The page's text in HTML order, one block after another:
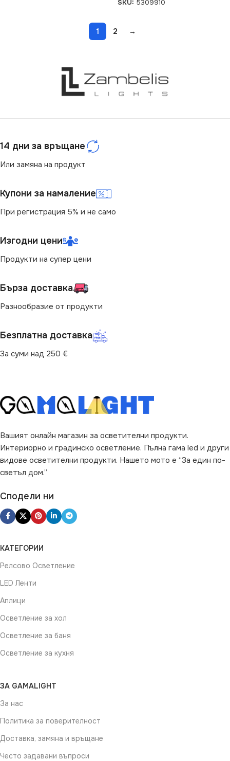
SKU: 5309910
1 2 →
14 дни за връщане
Или замяна на продукт
Купони за намаление
При регистрация 5% и не само
Изгодни цени
Продукти на супер цени
Бърза доставка
Разнообразие от продукти
Безплатна доставка
За суми над 250 €
Вашият онлайн магазин за осветителни продукти.
Интериорно и градинско осветление. Пълна гама led и други
видове осветителни продукти. Нашето мото е “За един по-
светъл дом.”
Сподели ни
КАТЕГОРИИ
Релсово Осветление
LED Ленти
Аплици
Осветление за хол
Осветление за баня
Осветление за кухня
ЗА GAMALIGHT
За нас
Политика за поверителност
Доставка, замяна и връщане
Често задавани въпроси